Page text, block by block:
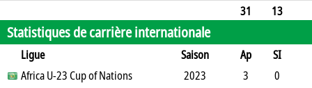
222
31
13
7
40 1 1 6 0 0
Statistiques de carrière internationale
Ligue Saison Ap
SI
SO
B B A CR Min
Africa U-23 Cup of Nations 2023 3
0